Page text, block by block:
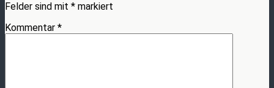
Felder sind mit * markiert
Kommentar *